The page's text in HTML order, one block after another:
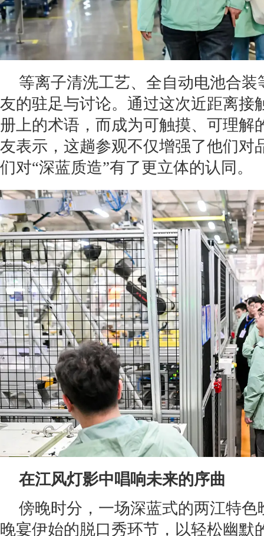
等离子清洗工艺、全自动电池合
友的驻足与讨论。通过这次近距离接
册上的术语，而成为可触摸、可理解
友表示，这趟参观不仅增强了他们对
们对“深蓝质造”有了更立体的认同。
在江风灯影中唱响未来的序曲
傍晚时分，一场深蓝式的两江特
晚宴伊始的脱口秀环节，以轻松幽默